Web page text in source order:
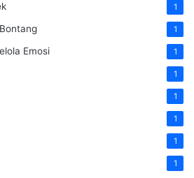
1
1
Emosi 1
1
1
1
1
1